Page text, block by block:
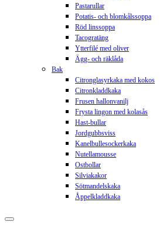
Pastarullar
Potatis- och blomkålssoppa
Röd linssoppa
Tacogratäng
Ytterfilé med oliver
Ägg- och räklåda
Bak
Citronglasyrkaka med kokos
Citronkladdkaka
Frusen hallonvanilj
Frysta lingon med kolasås
Hast-bullar
Jordgubbsviss
Kanelbullesockerkaka
Nutellamousse
Ostbollar
Silviakakor
Sötmandelskaka
Åppelkladdkaka